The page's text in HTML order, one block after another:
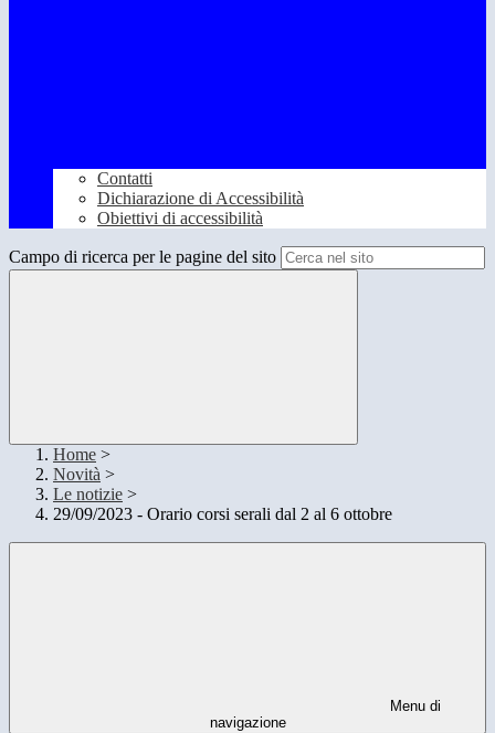
Contatti
Dichiarazione di Accessibilità
Obiettivi di accessibilità
Campo di ricerca per le pagine del sito
Home >
Novità >
Le notizie >
29/09/2023 - Orario corsi serali dal 2 al 6 ottobre
Menu di
navigazione